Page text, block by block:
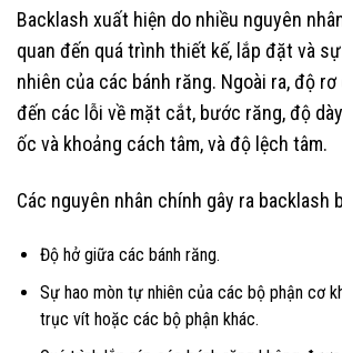
Backlash xuất hiện do nhiều nguyên
quan đến quá trình thiết kế, lắp đặt và
nhiên của các bánh răng. Ngoài ra, độ
đến các lỗi về mặt cắt, bước răng, độ
ốc và khoảng cách tâm, và độ lệch tâm.
Các nguyên nhân chính gây ra backlash
Độ hở giữa các bánh răng.
Sự hao mòn tự nhiên của các bộ phận cơ
trục vít hoặc các bộ phận khác.